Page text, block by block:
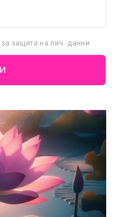
защита на лич. данни